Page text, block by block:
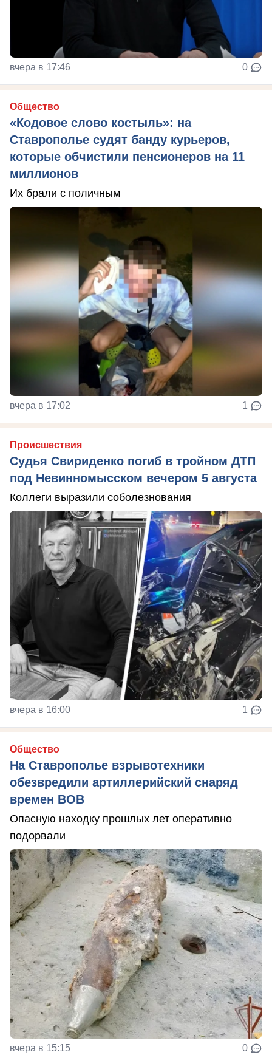
вчера в 17:46 0
Общество
«Кодовое слово костыль»: на
Ставрополье судят банду курьеров,
которые обчистили пенсионеров на 11
миллионов
Их брали с поличным
вчера в 17:02 1
Происшествия
Судья Свириденко погиб в тройном ДТП
под Невинномысском вечером 5 августа
Коллеги выразили соболезнования
вчера в 16:00 1
Общество
На Ставрополье взрывотехники
обезвредили артиллерийский снаряд
времен ВОВ
Опасную находку прошлых лет оперативно
подорвали
вчера в 15:15 0